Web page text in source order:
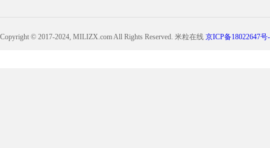
Copyright © 2017-2024, MILIZX.com All Rights Reserved. 米粒在线 京ICP备18022647号